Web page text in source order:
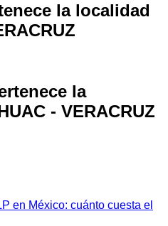
la localidad
la
- VERACRUZ
en México: cuánto cuesta el